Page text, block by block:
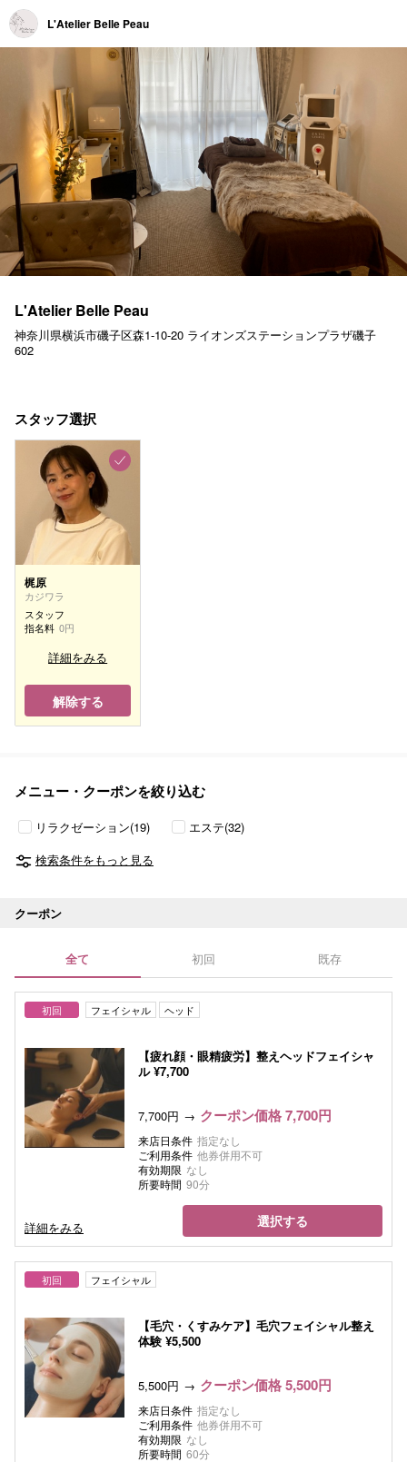
L'Atelier Belle Peau
L'Atelier Belle Peau
神奈川県横浜市磯子区森1-10-20 ライオンズステーションプラザ磯子
602
スタッフ選択
梶原
カジワラ
スタッフ
指名料 0円
詳細をみる
解除する
メニュー・クーポンを絞り込む
リラクゼーション(19)
エステ(32)
検索条件をもっと見る
クーポン
全て 初回 既存
初回 フェイシャル ヘッド
【疲れ顔・眼精疲労】整えヘッドフェイシャ
ル ¥7,700
7,700円 クーポン価格 7,700円
来店日条件 指定なし
ご利用条件 他券併用不可
有効期限 なし
所要時間 90分
詳細をみる 選択する
初回 フェイシャル
【毛穴・くすみケア】毛穴フェイシャル整え
体験 ¥5,500
5,500円 クーポン価格 5,500円
来店日条件 指定なし
ご利用条件 他券併用不可
有効期限 なし
所要時間 60分